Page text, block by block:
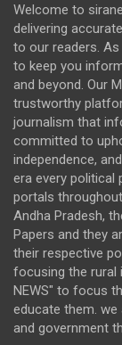
Welcome to
delivering
to our readers. As
to keep you
and beyond. Our
trustworthy
journalism that
committed to
independence,
era every political
portals
Andha Pradesh,
Papers and they
their respective
focusing the rural
NEWS" to focus
educate them.
and government